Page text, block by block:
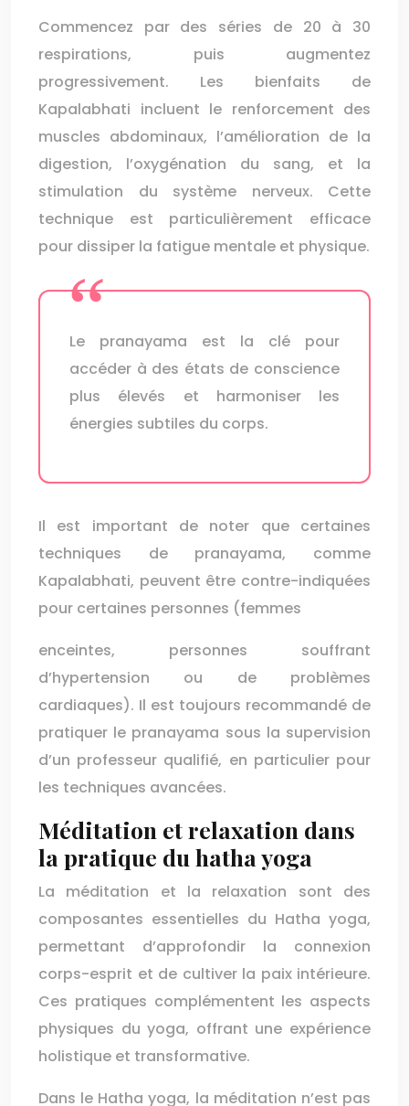
Commencez par des séries de 20 à 30
respirations, puis augmentez
progressivement. Les bienfaits de
Kapalabhati incluent le renforcement des
muscles abdominaux, l’amélioration de la
digestion, l’oxygénation du sang, et la
stimulation du système nerveux. Cette
technique est particulièrement efficace
pour dissiper la fatigue mentale et physique.
Le pranayama est la clé pour
accéder à des états de conscience
plus élevés et harmoniser les
énergies subtiles du corps.
Il est important de noter que certaines
techniques de pranayama, comme
Kapalabhati, peuvent être contre-indiquées
pour certaines personnes (femmes
enceintes, personnes souffrant
d’hypertension ou de problèmes
cardiaques). Il est toujours recommandé de
pratiquer le pranayama sous la supervision
d’un professeur qualifié, en particulier pour
les techniques avancées.
Méditation et relaxation dans
la pratique du hatha yoga
La méditation et la relaxation sont des
composantes essentielles du Hatha yoga,
permettant d’approfondir la connexion
corps-esprit et de cultiver la paix intérieure.
Ces pratiques complémentent les aspects
physiques du yoga, offrant une expérience
holistique et transformative.
Dans le Hatha yoga, la méditation n’est pas